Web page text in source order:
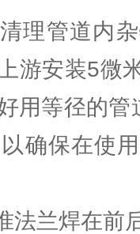
理管道内
游安装5微
用等径的
确保在使
法兰焊在前